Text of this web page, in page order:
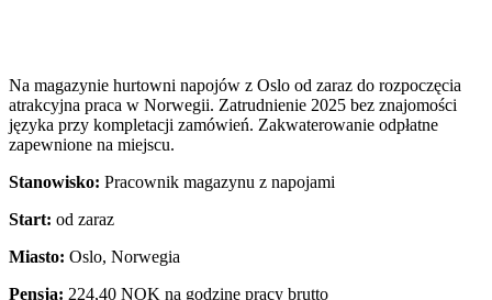
Na magazynie hurtowni napojów z Oslo od zaraz do rozpoczęcia
atrakcyjna praca w Norwegii. Zatrudnienie 2025 bez znajomości
języka przy kompletacji zamówień. Zakwaterowanie odpłatne
zapewnione na miejscu.
Stanowisko: Pracownik magazynu z napojami
Start: od zaraz
Miasto: Oslo, Norwegia
Pensja: 224,40 NOK na godzinę pracy brutto